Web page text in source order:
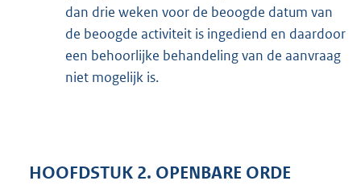
dan drie weken voor de beoogde datum van
de beoogde activiteit is ingediend en daardoor
een behoorlijke behandeling van de aanvraag
niet mogelijk is.
HOOFDSTUK 2. OPENBARE ORDE